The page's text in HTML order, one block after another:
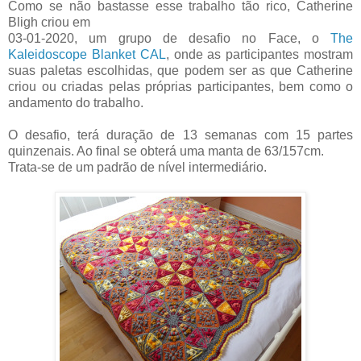
Como se não bastasse esse trabalho tão rico, Catherine
Bligh criou em
03-01-2020, um grupo de desafio no Face, o The
Kaleidoscope Blanket CAL, onde as participantes mostram
suas paletas escolhidas, que podem ser as que Catherine
criou ou criadas pelas próprias participantes, bem como o
andamento do trabalho.
O desafio, terá duração de 13 semanas com 15 partes
quinzenais. Ao final se obterá uma manta de 63/157cm.
Trata-se de um padrão de nível intermediário.